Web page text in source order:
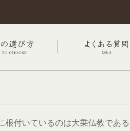
根付いているのは大乗仏教である